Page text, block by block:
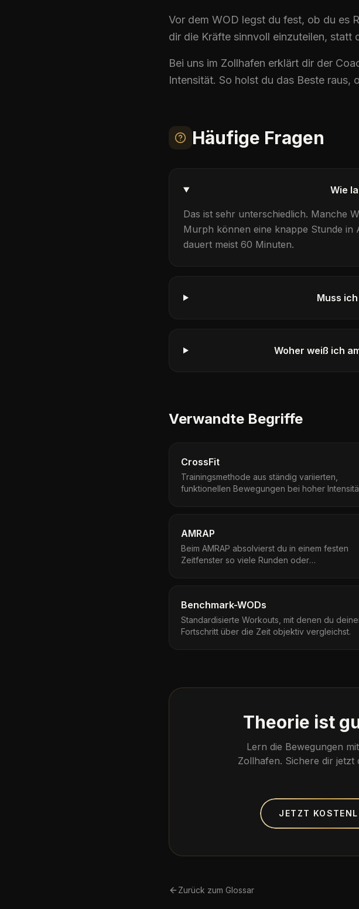
Vor dem WOD legst du fest, ob du es
dir die Kräfte sinnvoll einzuteilen, statt
Bei uns im Zollhafen erklärt dir der
Intensität. So holst du das Beste raus,
Häufige Fragen
Wie
Das ist sehr unterschiedlich. Manche
Murph können eine knappe Stunde in
dauert meist 60 Minuten.
Muss
Woher weiß ich
Verwandte Begriffe
CrossFit
Trainingsmethode aus ständig variierten,
funktionellen Bewegungen bei hoher
AMRAP
Beim AMRAP absolvierst du in einem festen
Zeitfenster so viele Runden oder
Benchmark-WODs
Standardisierte Workouts, mit denen du
Fortschritt über die Zeit objektiv vergleichst.
Theorie ist
Lern die Bewegungen
Zollhafen. Sichere dir jetzt
JETZT
Zurück zum Glossar